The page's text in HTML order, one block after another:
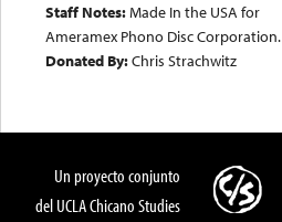
Staff Notes:Made In the USA for
Ameramex Phono Disc Corporation.
Donated By:Chris Strachwitz
Un proyecto conjunto
del UCLA Chicano Studies